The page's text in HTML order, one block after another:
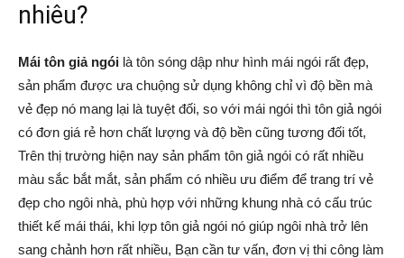
nhiêu?
Mái tôn giả ngói là tôn sóng dập như hình mái ngói rất đẹp,
sản phẩm được ưa chuộng sử dụng không chỉ vì độ bền mà
vẻ đẹp nó mang lại là tuyệt đối, so với mái ngói thì tôn giả ngói
có đơn giá rẻ hơn chất lượng và độ bền cũng tương đối tốt,
Trên thị trường hiện nay sản phẩm tôn giả ngói có rất nhiều
màu sắc bắt mắt, sản phẩm có nhiều ưu điểm để trang trí vẻ
đẹp cho ngôi nhà, phù hợp với những khung nhà có cấu trúc
thiết kế mái thái, khi lợp tôn giả ngói nó giúp ngôi nhà trở lên
sang chảnh hơn rất nhiều, Bạn cần tư vấn, đơn vị thi công làm